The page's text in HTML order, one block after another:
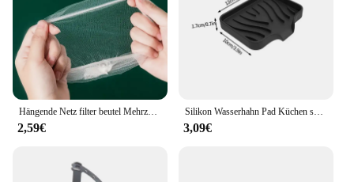
Hängende Netz filter beutel Mehrzweck-Dreieck-Abfluss regal Abfluss korb Küchen spüle Filter Reste Suppe Lebensmittel Abtropffläche
2,59€
Silikon Wasserhahn Pad Küchen spüle Tablett Seifensp ender Hang Upgrade Spüle Splash Trocknungs pad Arbeits platte Aufbewahrung schale Seifens chale
3,09€